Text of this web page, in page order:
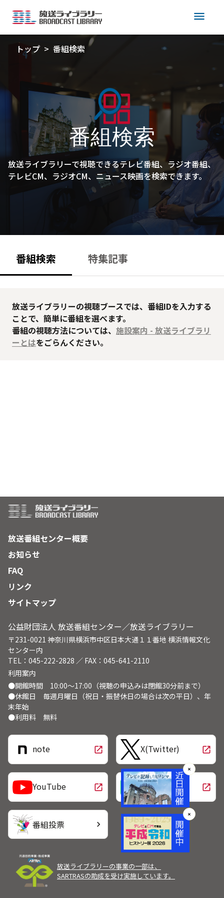
menu
トップ 番組検索
番組検索
放送ライブラリーで視聴できるテレビ番組、ラジオ番組、
テレビCM、ラジオCM、ニュース映画を検索できます。
番組検索 特集記事
放送ライブラリーの視聴ブースでは、番組IDを入力する
ことで、簡単に番組を選べます。
番組の視聴方法については、 施設案内 - 放送ライブラリ
ーとはをごらんください。
放送番組センター概要
お知らせ
FAQ
リンク
サイトマップ
公益財団法人 放送番組センター／放送ライブラリー
〒231-0021 神奈川県横浜市中区日本大通１１番地 横浜情報文化
センター内
TEL：045-222-2828 ／ FAX：045-641-2110
利用案内
●開館時間 10:00～17:00（視聴の申込みは閉館30分前まで）
●休館日 毎週月曜日（祝日・振替休日の場合は次の平日）、年
末年始
●利用料 無料
note open_in_new X(Twitter) open_in_new
YouTube open_in_new LINE open_in_new
番組投票 chevron_right
放送ライブラリーの事業の一部は、
SARTRASの助成を受け実施しています。
✕
✕